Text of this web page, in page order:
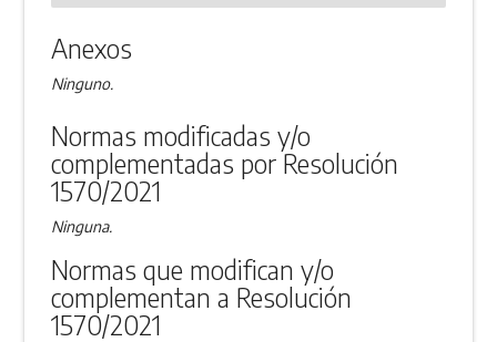
Anexos
Ninguno.
Normas modificadas y/o
complementadas por Resolución
1570/2021
Ninguna.
Normas que modifican y/o
complementan a Resolución
1570/2021